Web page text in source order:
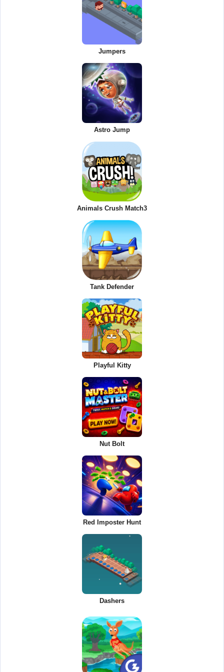
Jumpers
Astro Jump
Animals Crush Match3
Tank Defender
Playful Kitty
Nut Bolt
Red Imposter Hunt
Dashers